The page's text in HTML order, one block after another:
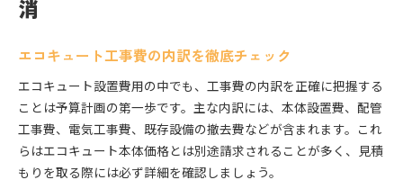
消
エコキュート工事費の内訳を徹底チェック
エコキュート設置費用の中でも、工事費の内訳を正確に把握する
ことは予算計画の第一歩です。主な内訳には、本体設置費、配管
工事費、電気工事費、既存設備の撤去費などが含まれます。これ
らはエコキュート本体価格とは別途請求されることが多く、見積
もりを取る際には必ず詳細を確認しましょう。